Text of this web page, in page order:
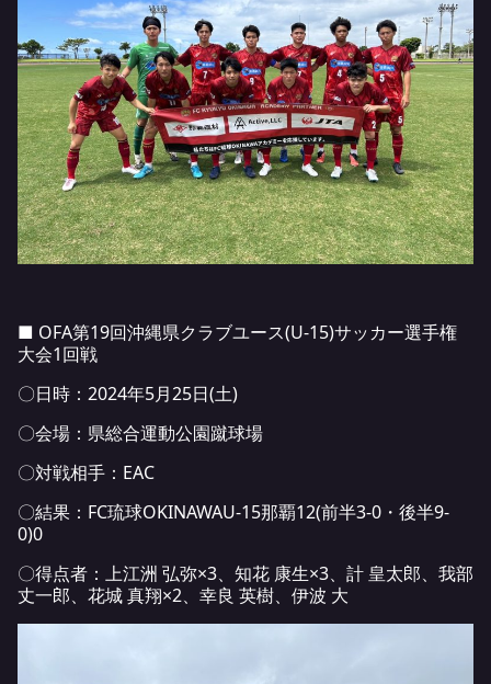
■ OFA第19回沖縄県クラブユース(U-15)サッカー選手権
大会1回戦
〇日時：2024年5月25日(土)
〇会場：県総合運動公園蹴球場
〇対戦相手：EAC
〇結果：FC琉球OKINAWAU-15那覇12(前半3-0・後半9-
0)0
〇得点者：上江洲 弘弥×3、知花 康生×3、計 皇太郎、我部
丈一郎、花城 真翔×2、幸良 英樹、伊波 大